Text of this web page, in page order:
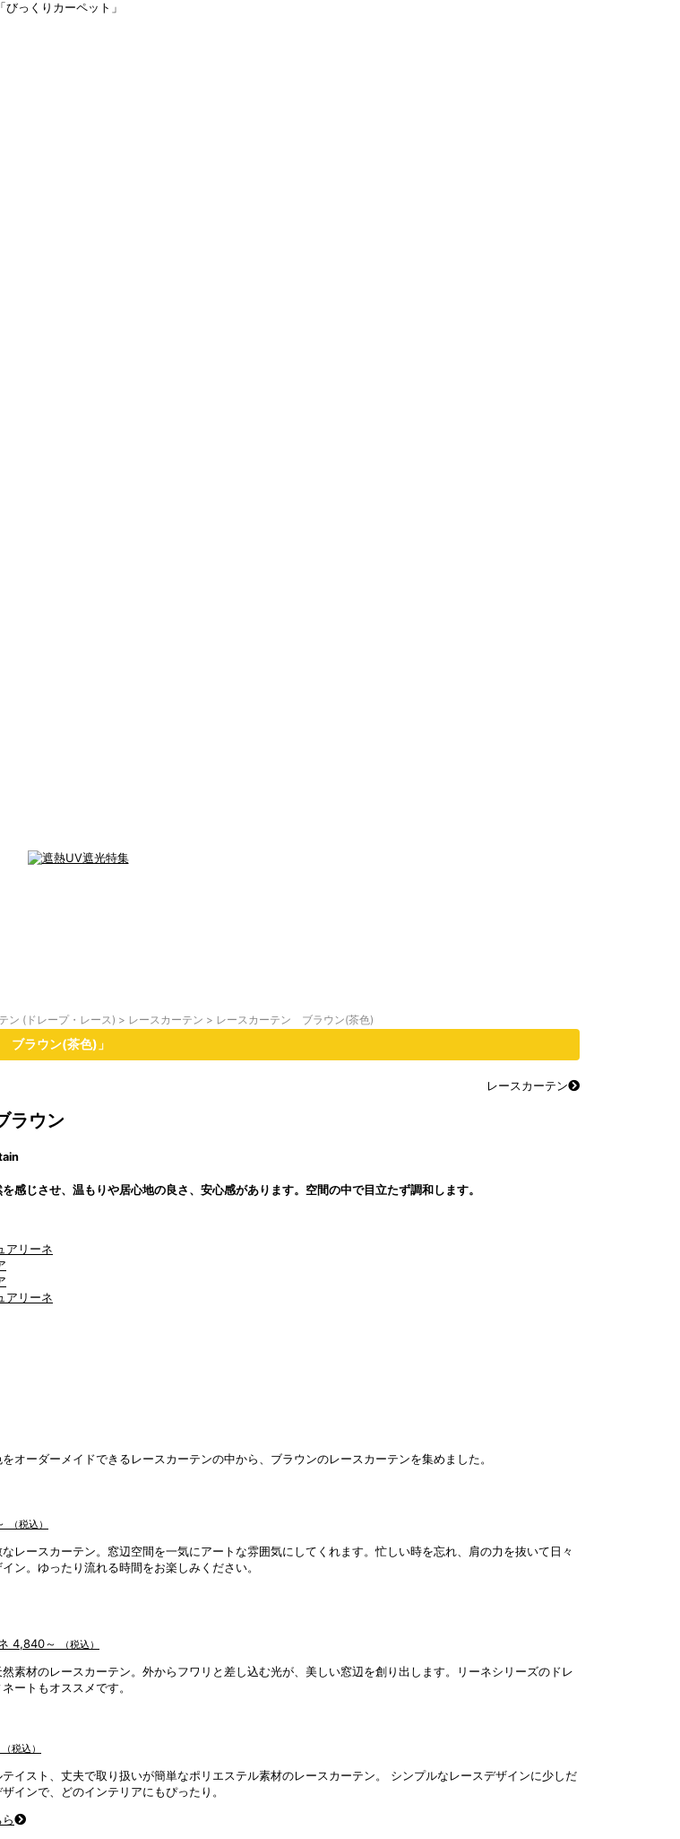
っくりカーペット」
ン (ドレープ・レース) > レースカーテン > レースカーテン ブラウン(茶色)
ブラウン(茶色)」
レースカーテン
ラウン
感じさせ、温もりや居心地の良さ、安心感があります。空間の中で目立たず調和します。
アリーネ
アリーネ
オーダーメイドできるレースカーテンの中から、ブラウンのレースカーテンを集めました。
（税込）
レースカーテン。窓辺空間を一気にアートな雰囲気にしてくれます。忙しい時を忘れ、肩の力を抜いて日々
ン。ゆったり流れる時間をお楽しみください。
4,840～ （税込）
素材のレースカーテン。外からフワリと差し込む光が、美しい窓辺を創り出します。リーネシリーズのドレ
ートもオススメです。
（税込）
イスト、丈夫で取り扱いが簡単なポリエステル素材のレースカーテン。 シンプルなレースデザインに少しだ
インで、どのインテリアにもぴったり。